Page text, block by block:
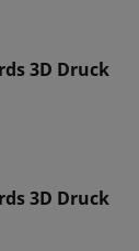
3D Druck
3D Druck